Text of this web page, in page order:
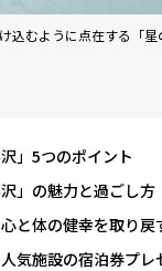
込むように点在する「星
沢」5つのポイント
沢」の魅力と過ごし方
心と体の健幸を取り
気施設の宿泊券プレ